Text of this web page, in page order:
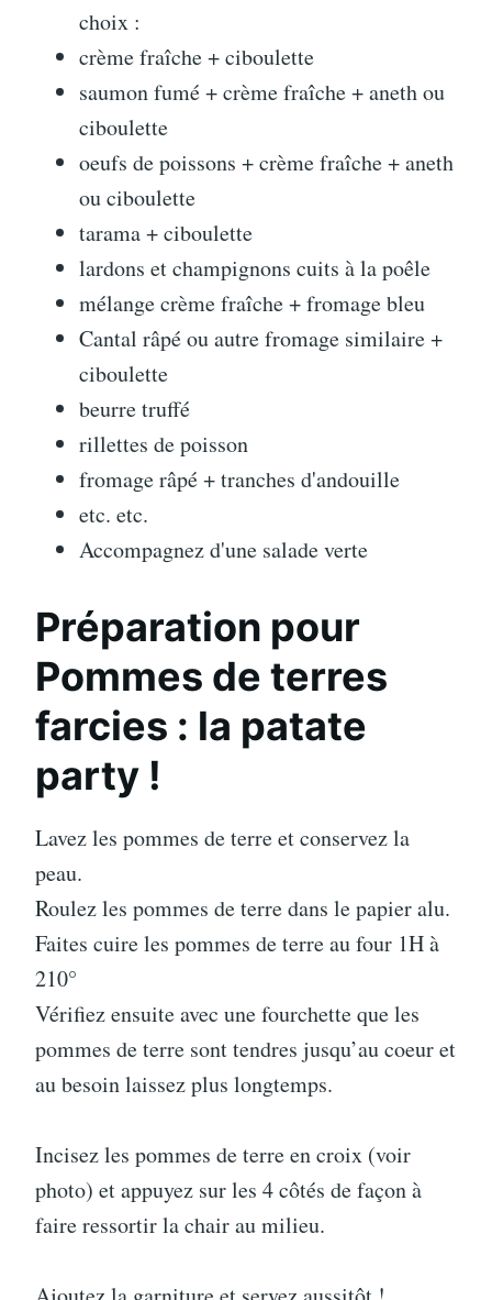
choix :
crème fraîche + ciboulette
saumon fumé + crème fraîche + aneth ou
ciboulette
oeufs de poissons + crème fraîche + aneth
ou ciboulette
tarama + ciboulette
lardons et champignons cuits à la poêle
mélange crème fraîche + fromage bleu
Cantal râpé ou autre fromage similaire +
ciboulette
beurre truffé
rillettes de poisson
fromage râpé + tranches d'andouille
etc. etc.
Accompagnez d'une salade verte
Préparation pour
Pommes de terres
farcies : la patate
party !
Lavez les pommes de terre et conservez la
peau.
Roulez les pommes de terre dans le papier alu.
Faites cuire les pommes de terre au four 1H à
210°
Vérifiez ensuite avec une fourchette que les
pommes de terre sont tendres jusqu’au coeur et
au besoin laissez plus longtemps.
Incisez les pommes de terre en croix (voir
photo) et appuyez sur les 4 côtés de façon à
faire ressortir la chair au milieu.